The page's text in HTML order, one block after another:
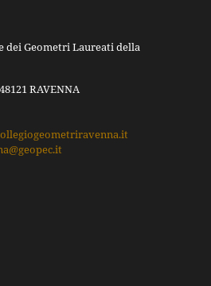
dei Geometri Laureati della
RAVENNA